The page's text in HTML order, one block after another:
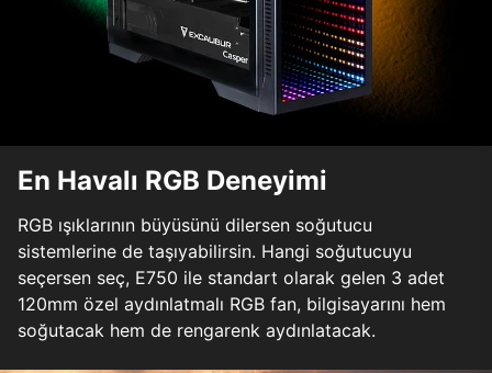
En Havalı RGB Deneyimi
RGB ışıklarının büyüsünü dilersen soğutucu
sistemlerine de taşıyabilirsin. Hangi soğutucuyu
seçersen seç, E750 ile standart olarak gelen 3 adet
120mm özel aydınlatmalı RGB fan, bilgisayarını hem
soğutacak hem de rengarenk aydınlatacak.